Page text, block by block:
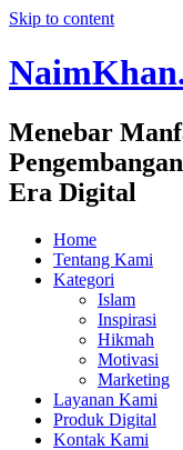
Skip to content
Menebar
Era Digital
Home
Tentang Kami
Kategori
Islam
Inspirasi
Hikmah
Motivasi
Marketing
Layanan Kami
Produk Digital
Kontak Kami